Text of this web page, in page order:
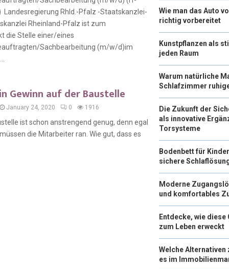
Rhld.-Pfalz -Staatskanzlei-
Rheinland-Pfalz ist zum
die Stelle einer/eines
Sachbearbeitung (m/w/d)im
Gewinn auf der Baustelle
January 24, 2020 0 1916
ist schon anstrengend genug, denn egal
die Mitarbeiter ran. Wie gut, dass es
Wie man das Auto
richtig vorbereitet
Kunstpflanzen als
jeden Raum
Warum natürliche
Schlafzimmer
Die Zukunft der
als innovative
Torsysteme
Bodenbett für
sichere
Moderne
und komfortables
Entdecke, wie
zum Leben erweckt
Welche
es im